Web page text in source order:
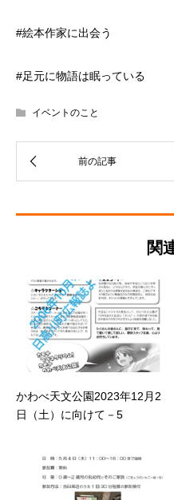
#絵本作家に出会う
#足元に物語は眠っている
イベントのこと
関
かわべ天文公園2023年12月2
日（土）に向けて－5